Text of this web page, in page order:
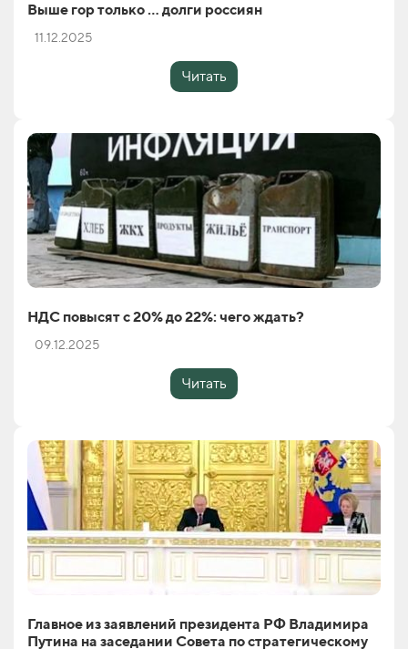
Выше гор только … долги россиян
11.12.2025
Читать
НДС повысят с 20% до 22%: чего ждать?
09.12.2025
Читать
Главное из заявлений президента РФ Владимира
Путина на заседании Совета по стратегическому